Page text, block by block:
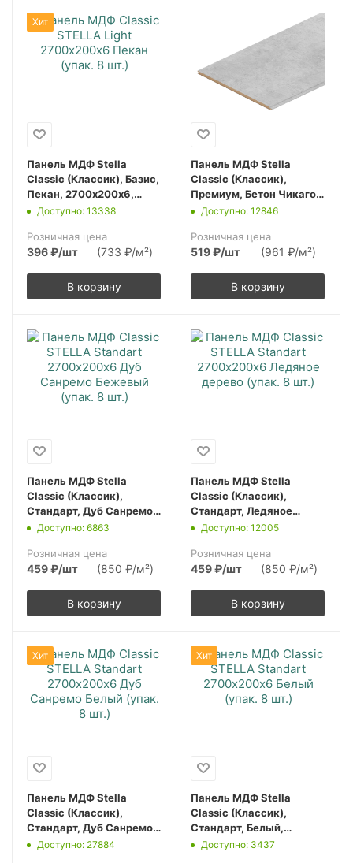
Хит
Панель МДФ Stella
Classic (Классик), Базис,
Пекан, 2700х200х6,
(упак. 8 шт.)
Доступно: 13338
Розничная цена
396₽/шт (733 ₽/м²)
В корзину
Панель МДФ Stella
Classic (Классик),
Премиум, Бетон Чикаго,
2700х200х6, (упак. 8
Доступно: 12846
Розничная цена
519₽/шт (961 ₽/м²)
В корзину
Панель МДФ Stella
Classic (Классик),
Стандарт, Дуб Санремо
Бежевый, 2700х200х6,
Доступно: 6863
Розничная цена
459₽/шт (850 ₽/м²)
В корзину
Панель МДФ Stella
Classic (Классик),
Стандарт, Ледяное
Дерево, 2700х200х6,
Доступно: 12005
Розничная цена
459₽/шт (850 ₽/м²)
В корзину
Хит
Панель МДФ Stella
Classic (Классик),
Стандарт, Дуб Санремо
Белый, 2700х200х6,
Доступно: 27884
Хит
Панель МДФ Stella
Classic (Классик),
Стандарт, Белый,
2700х200х6, (упак. 8
Доступно: 3437